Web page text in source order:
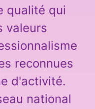
qualité qui
valeurs
reconnues
d'activité.
national